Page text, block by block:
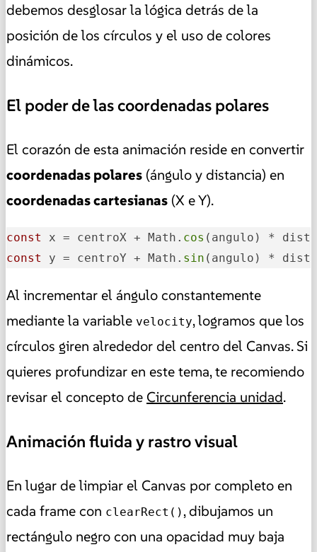
debemos desglosar la lógica detrás de la
posición de los círculos y el uso de colores
dinámicos.
El poder de las coordenadas polares
El corazón de esta animación reside en convertir
coordenadas polares (ángulo y distancia) en
coordenadas cartesianas (X e Y).
const x = centroX + Math. cos
const
y = centroY + Math. sin (angulo) *
Al incrementar el ángulo constantemente
mediante la variable velocity, logramos que los
círculos giren alrededor del centro del Canvas. Si
quieres profundizar en este tema, te recomiendo
revisar el concepto de Circunferencia unidad.
Animación fluida y rastro visual
En lugar de limpiar el Canvas por completo en
cada frame con clearRect() , dibujamos un
rectángulo negro con una opacidad muy baja